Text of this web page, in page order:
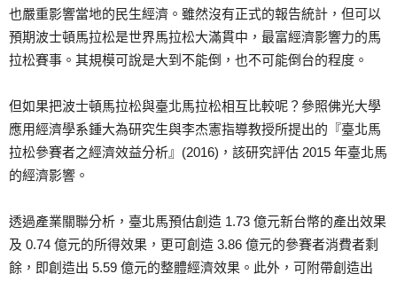
也嚴重影響當地的民生經濟。雖然沒有正式的報告統計，但可以
預期波士頓馬拉松是世界馬拉松大滿貫中，最富經濟影響力的馬
拉松賽事。其規模可說是大到不能倒，也不可能倒台的程度。
但如果把波士頓馬拉松與臺北馬拉松相互比較呢？參照佛光大學
應用經濟學系鍾大為研究生與李杰憲指導教授所提出的『臺北馬
拉松參賽者之經濟效益分析』(2016)，該研究評估 2015 年臺北馬
的經濟影響。
透過產業關聯分析，臺北馬預估創造 1.73 億元新台幣的產出效果
及 0.74 億元的所得效果，更可創造 3.86 億元的參賽者消費者剩
餘，即創造出 5.59 億元的整體經濟效果。此外，可附帶創造出